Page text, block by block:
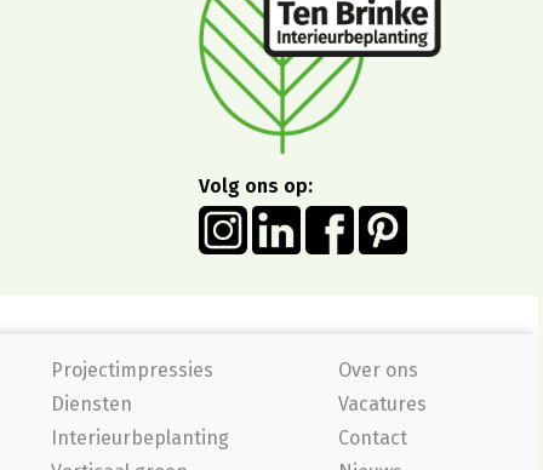
Volg ons op:
Projectimpressies
Diensten
Interieurbeplanting
Over ons
Vacatures
Contact